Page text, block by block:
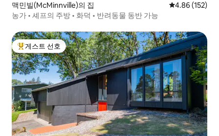
맥민빌(McMinnville)의 집 평점 4.86점(5
4.86 (152)
농가 • 셰프의 주방 • 화덕 • 반려동물 동반 가능
상위 게스트 선호
게스트 선호